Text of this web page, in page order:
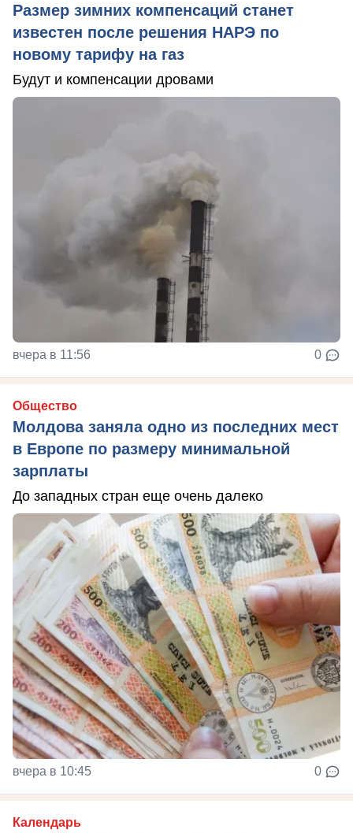
Размер зимних компенсаций станет
известен после решения НАРЭ по
новому тарифу на газ
Будут и компенсации дровами
вчера в 11:56 0
Общество
Молдова заняла одно из последних мест
в Европе по размеру минимальной
зарплаты
До западных стран еще очень далеко
вчера в 10:45 0
Календарь